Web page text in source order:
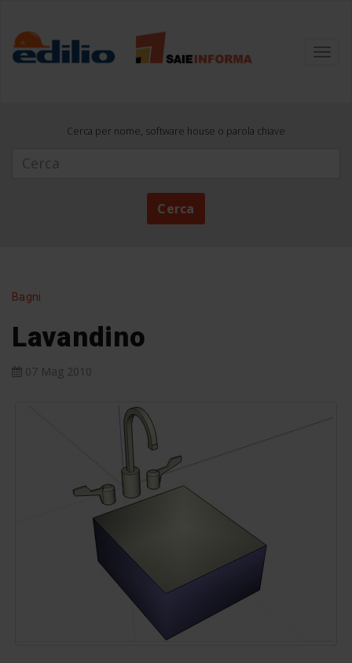
Cerca per nome, software house o parola chiave
Cerca
Bagni
Lavandino
07 Mag 2010